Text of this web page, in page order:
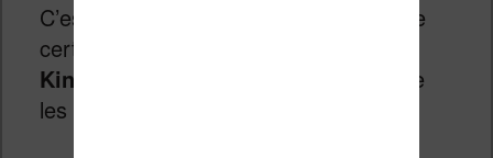
C’est assez inquiétant car les stocks de
certaines liseuses sont déjà bas (les
Kindle, peut être les Bookeen
) et que
les fêtes de fin d’année approchent.